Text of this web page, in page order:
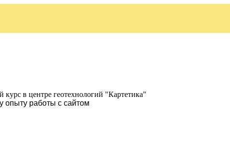
курс в центре геотехнологий "Картетика"
опыту работы с сайтом